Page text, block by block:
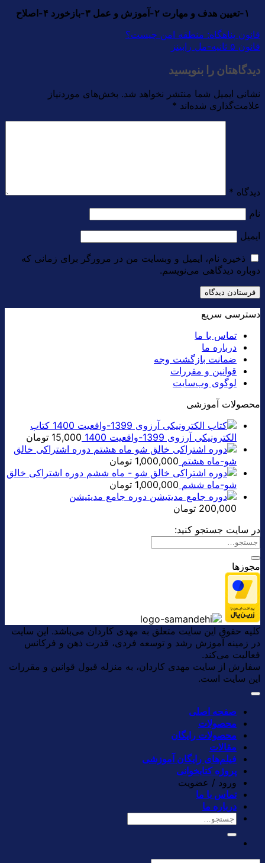
۱-تعیین هدف و مهارت ۲-آموزش و عمل ۳-بازخورد ۴-اصلاح
قانون پناهگاه: منطقه امن چیست؟
قانون ۵ ثانیه-مل رابینز
دیدگاهتان را بنویسید
نشانی ایمیل شما منتشر نخواهد شد. بخش‌های موردنیاز
علامت‌گذاری شده‌اند *
دیدگاه *
نام
ایمیل
ذخیره نام، ایمیل و وبسایت من در مرورگر برای زمانی که
دوباره دیدگاهی می‌نویسم.
دسترسی سریع
تماس با ما
درباره ما
ضمانت بازگشت وجه
قوانین و مقررات
لوگوی وب‌سایت
محصولات آموزشی
کتاب
الکترونیکی آرزوی 1399-واقعیت 1400
15,000 تومان
دوره اشتراکی خالق
شو-ماه هشتم 1,000,000 تومان
دوره اشتراکی خالق
شو-ماه ششم 1,000,000 تومان
دوره جامع مدیتیشن
200,000 تومان
در سایت جستجو کنید:
مجوزها
کلیه حقوق این سایت متعلق به مهدی کاردان می‌باشد. این سایت
در زمینه آموزش رشد و توسعه فردی، قدرت ذهن و فرکانس
فعالیت می‌کند.
سفارش از سایت مهدی کاردان، به منزله قبول قوانین و مقررات
این سایت است.
صفحه اصلی
محصولات
محصولات رایگان
مقالات
فیلم‌های رایگان آموزشی
پروژه کتابخوانی
ورود / عضویت
تماس با ما
درباره ما
جستجو